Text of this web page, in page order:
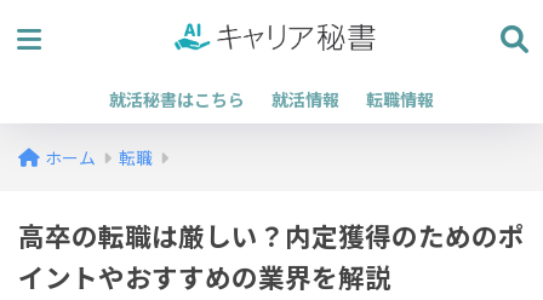
就活秘書はこちら 就活情報 転職情報
ホーム 転職
高卒の転職は厳しい？内定獲得のためのポ
イントやおすすめの業界を解説